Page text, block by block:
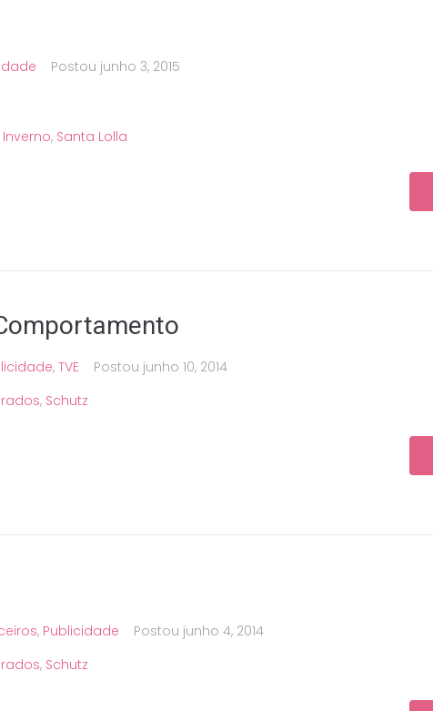
Postou junho 3, 2015
Inverno, Santa Lolla
, TVE Postou junho 10, 2014
, Schutz
, Publicidade Postou junho 4, 2014
, Schutz